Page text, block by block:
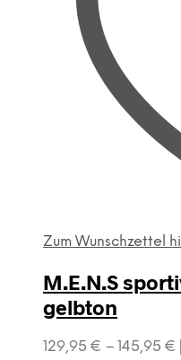
Zum Wunschzettel
M.E.N.S
gelbton
129,95 € – 145,95 €